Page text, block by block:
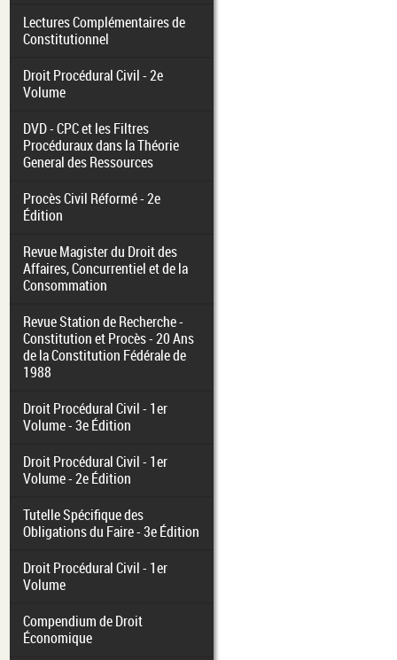
Lectures Complémentaires de
Constitutionnel
Droit Procédural Civil - 2e
Volume
DVD - CPC et les Filtres
Procéduraux dans la Théorie
General des Ressources
Procès Civil Réformé - 2e
Édition
Revue Magister du Droit des
Affaires, Concurrentiel et de la
Consommation
Revue Station de Recherche -
Constitution et Procès - 20 Ans
de la Constitution Fédérale de
1988
Droit Procédural Civil - 1er
Volume - 3e Édition
Droit Procédural Civil - 1er
Volume - 2e Édition
Tutelle Spécifique des
Obligations du Faire - 3e Édition
Droit Procédural Civil - 1er
Volume
Compendium de Droit
Économique